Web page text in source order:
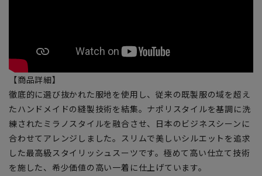
【商品詳細】
徹底的に選び抜かれた服地を使用し、従来の既製服の域を超え
たハンドメイドの縫製技術を結集。ナポリスタイルを基調に洗
練されたミラノスタイルを融合させ、日本のビジネスシーンに
合わせてアレンジしました。スリムで美しいシルエットを追求
した最高級スタイリッシュスーツです。極めて高い仕立て技術
を施した、希少価値の高い一着に仕上げています。